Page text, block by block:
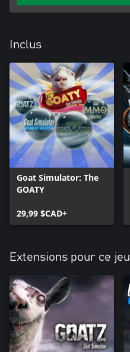
Inclus
Goat Simulator: The
GOATY
29,99 $CAD+
Extensions pour ce jeu